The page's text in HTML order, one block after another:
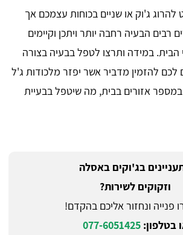
ג'וק או שניים בכוחות עצמכם אך
רבים הבעיה רחבה יותר ויתכן וקיימים
הבית. במידה ותרצו לטפל בבעיה בצורה
לכם להזמין מדביר אשר יפזר מלכודות ג'ל
במספר אזורים בבית, מה שיטפל בבעיית
בג'וקים באסלה
וזקוקים לשירות?
פנייה ונחזור אליכם בהקדם!
בטלפון:077-6051425